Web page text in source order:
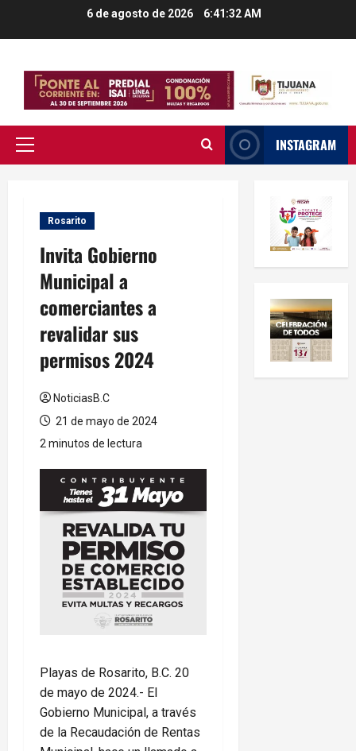
6 de agosto de 2026 6:41:33 AM
Menú
INSTAGRAM
Rosarito
Invita Gobierno
Municipal a
comerciantes a
revalidar sus
permisos 2024
NoticiasB.C
21 de mayo de 2024
2 minutos de lectura
Playas de Rosarito, B.C. 20
de mayo de 2024.- El
Gobierno Municipal, a través
de la Recaudación de Rentas